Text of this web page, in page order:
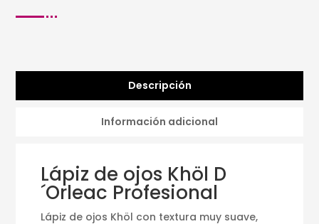
Descripción
Información adicional
Lápiz de ojos Khöl D
´Orleac Profesional
Lápiz de ojos Khöl con textura muy suave,